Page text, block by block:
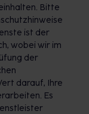
Bitte
ist der
wobei wir im
der
darauf, Ihre
Es